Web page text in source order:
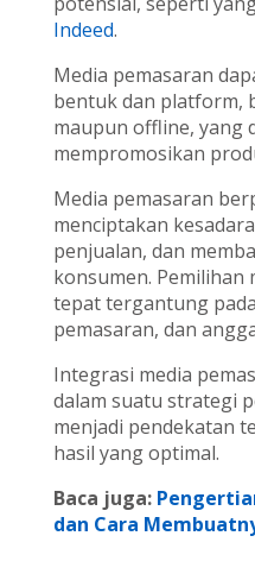
Indeed.
Media pemasaran
bentuk dan platform,
maupun offline, yang
mempromosikan
Media pemasaran
menciptakan
penjualan, dan
konsumen. Pemilihan
tepat tergantung
pemasaran, dan
Integrasi media
dalam suatu strategi
menjadi pendekatan
hasil yang optimal.
Baca juga:
dan Cara